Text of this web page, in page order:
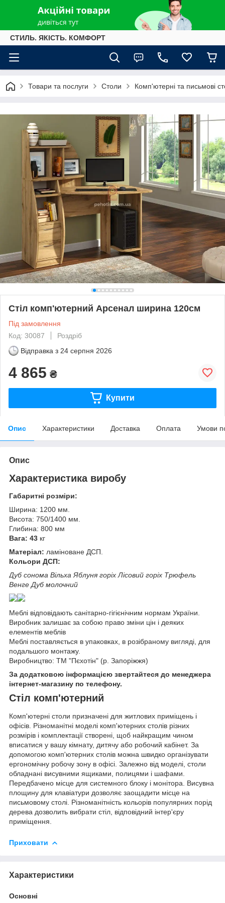
СТИЛЬ. ЯКІСТЬ. КОМФОРТ
Товари та послуги Столи Комп'ютерні та письмові
Стіл комп'ютерний Арсенал ширина 120см
Під замовлення
Код: 30087
Роздріб
Відправка з 24 серпня 2026
4 865 ₴
Купити
Опис Характеристики Доставка Оплата Умови
Опис
Характеристика виробу
Габаритні розміри:
Ширина: 1200 мм.
Висота: 750/1400 мм.
Глибина: 800 мм
Вага: 43 кг
Матеріал: ламіноване ДСП.
Кольори ДСП:
Дуб сонома Вільха Яблуня горіх Лісовий горіх Трюфель
Венге Дуб молочний
Меблі відповідають санітарно-гігієнічним нормам України.
Виробник залишає за собою право зміни цін і деяких
елементів меблів
Меблі поставляється в упаковках, в розібраному вигляді, для
подальшого монтажу.
Виробництво: ТМ "Пєхотін" (р. Запоріжжя)
За додатковою інформацією звертайтеся до менеджера
інтернет-магазину по телефону.
Стіл комп'ютерний
Комп'ютерні столи призначені для житлових приміщень і
офісів. Різноманітні моделі комп'ютерних столів різних
розмірів і комплектації створені, щоб найкращим чином
вписатися у вашу кімнату, дитячу або робочий кабінет. За
допомогою комп'ютерних столів можна швидко організувати
ергономічну робочу зону в офісі. Залежно від моделі, столи
обладнані висувними ящиками, полицями і шафами.
Передбачено місце для системного блоку і монітора. Висувна
площину для клавіатури дозволяє заощадити місце на
письмовому столі. Різноманітність кольорів популярних порід
дерева дозволить вибрати стіл, відповідний інтер'єру
приміщення.
Приховати
Характеристики
Основні